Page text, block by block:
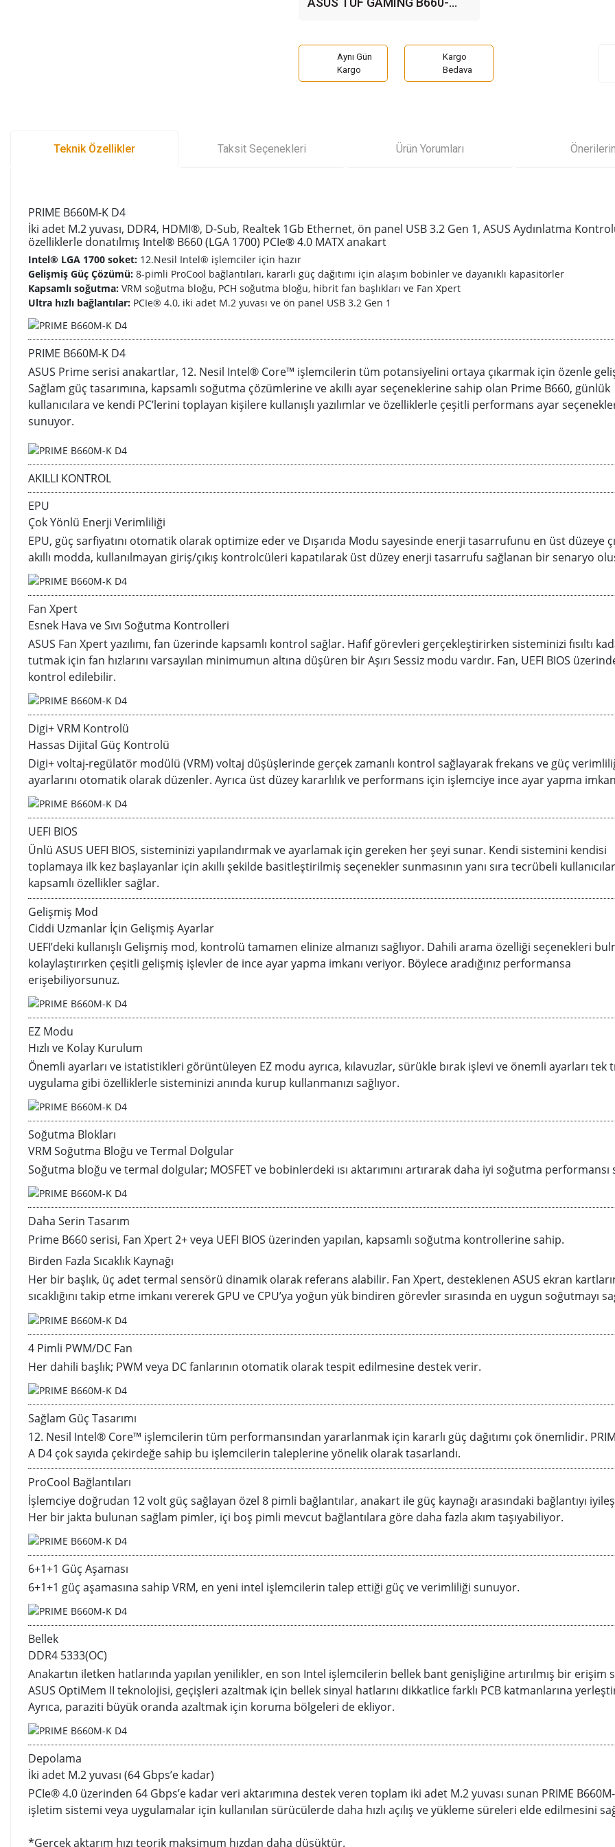
mATX Anakart
DP ATX Anakart
Aynı Gün
Kargo
Kargo
Bedava
Teknik Özellikler Taksit Seçenekleri Ürün Yorumları
PRIME B660M-K D4
İki adet M.2 yuvası, DDR4, HDMI®, D-Sub, Realtek 1Gb Ethernet, ön panel USB 3.2 Gen 1, ASUS Aydınlatma
özelliklerle donatılmış Intel® B660 (LGA 1700) PCIe® 4.0 MATX anakart
Intel® LGA 1700 soket: 12.Nesil Intel® işlemciler için hazır
Gelişmiş Güç Çözümü: 8-pimli ProCool bağlantıları, kararlı güç dağıtımı için alaşım bobinler ve dayanıklı kapasitörler
Kapsamlı soğutma: VRM soğutma bloğu, PCH soğutma bloğu, hibrit fan başlıkları ve Fan Xpert
Ultra hızlı bağlantılar: PCIe® 4.0, iki adet M.2 yuvası ve ön panel USB 3.2 Gen 1
PRIME B660M-K D4
ASUS Prime serisi anakartlar, 12. Nesil Intel® Core™ işlemcilerin tüm potansiyelini ortaya çıkarmak için özenle
Sağlam güç tasarımına, kapsamlı soğutma çözümlerine ve akıllı ayar seçeneklerine sahip olan Prime B660, günlük
kullanıcılara ve kendi PC’lerini toplayan kişilere kullanışlı yazılımlar ve özelliklerle çeşitli performans ayar
sunuyor.
AKILLI KONTROL
EPU
Çok Yönlü Enerji Verimliliği
EPU, güç sarfiyatını otomatik olarak optimize eder ve Dışarıda Modu sayesinde enerji tasarrufunu en üst düzeye
akıllı modda, kullanılmayan giriş/çıkış kontrolcüleri kapatılarak üst düzey enerji tasarrufu sağlanan bir senaryo
Fan Xpert
Esnek Hava ve Sıvı Soğutma Kontrolleri
ASUS Fan Xpert yazılımı, fan üzerinde kapsamlı kontrol sağlar. Hafif görevleri gerçekleştirirken sisteminizi fısıltı
tutmak için fan hızlarını varsayılan minimumun altına düşüren bir Aşırı Sessiz modu vardır. Fan, UEFI BIOS
kontrol edilebilir.
Digi+ VRM Kontrolü
Hassas Dijital Güç Kontrolü
Digi+ voltaj-regülatör modülü (VRM) voltaj düşüşlerinde gerçek zamanlı kontrol sağlayarak frekans ve güç
ayarlarını otomatik olarak düzenler. Ayrıca üst düzey kararlılık ve performans için işlemciye ince ayar yapma
UEFI BIOS
Ünlü ASUS UEFI BIOS, sisteminizi yapılandırmak ve ayarlamak için gereken her şeyi sunar. Kendi sistemini kendisi
toplamaya ilk kez başlayanlar için akıllı şekilde basitleştirilmiş seçenekler sunmasının yanı sıra tecrübeli
kapsamlı özellikler sağlar.
Gelişmiş Mod
Ciddi Uzmanlar İçin Gelişmiş Ayarlar
UEFI’deki kullanışlı Gelişmiş mod, kontrolü tamamen elinize almanızı sağlıyor. Dahili arama özelliği seçenekleri
kolaylaştırırken çeşitli gelişmiş işlevler de ince ayar yapma imkanı veriyor. Böylece aradığınız performansa
erişebiliyorsunuz.
EZ Modu
Hızlı ve Kolay Kurulum
Önemli ayarları ve istatistikleri görüntüleyen EZ modu ayrıca, kılavuzlar, sürükle bırak işlevi ve önemli ayarları tek
uygulama gibi özelliklerle sisteminizi anında kurup kullanmanızı sağlıyor.
Soğutma Blokları
VRM Soğutma Bloğu ve Termal Dolgular
Soğutma bloğu ve termal dolgular; MOSFET ve bobinlerdeki ısı aktarımını artırarak daha iyi soğutma performansı
Daha Serin Tasarım
Prime B660 serisi, Fan Xpert 2+ veya UEFI BIOS üzerinden yapılan, kapsamlı soğutma kontrollerine sahip.
Birden Fazla Sıcaklık Kaynağı
Her bir başlık, üç adet termal sensörü dinamik olarak referans alabilir. Fan Xpert, desteklenen ASUS ekran
sıcaklığını takip etme imkanı vererek GPU ve CPU’ya yoğun yük bindiren görevler sırasında en uygun soğutmayı
4 Pimli PWM/DC Fan
Her dahili başlık; PWM veya DC fanlarının otomatik olarak tespit edilmesine destek verir.
Sağlam Güç Tasarımı
12. Nesil Intel® Core™ işlemcilerin tüm performansından yararlanmak için kararlı güç dağıtımı çok önemlidir.
A D4 çok sayıda çekirdeğe sahip bu işlemcilerin taleplerine yönelik olarak tasarlandı.
ProCool Bağlantıları
İşlemciye doğrudan 12 volt güç sağlayan özel 8 pimli bağlantılar, anakart ile güç kaynağı arasındaki bağlantıyı
Her bir jakta bulunan sağlam pimler, içi boş pimli mevcut bağlantılara göre daha fazla akım taşıyabiliyor.
6+1+1 Güç Aşaması
6+1+1 güç aşamasına sahip VRM, en yeni intel işlemcilerin talep ettiği güç ve verimliliği sunuyor.
Bellek
DDR4 5333(OC)
Anakartın iletken hatlarında yapılan yenilikler, en son Intel işlemcilerin bellek bant genişliğine artırılmış bir erişim
ASUS OptiMem II teknolojisi, geçişleri azaltmak için bellek sinyal hatlarını dikkatlice farklı PCB katmanlarına
Ayrıca, paraziti büyük oranda azaltmak için koruma bölgeleri de ekliyor.
Depolama
İki adet M.2 yuvası (64 Gbps’e kadar)
PCIe® 4.0 üzerinden 64 Gbps’e kadar veri aktarımına destek veren toplam iki adet M.2 yuvası sunan PRIME
işletim sistemi veya uygulamalar için kullanılan sürücülerde daha hızlı açılış ve yükleme süreleri elde edilmesini
*Gerçek aktarım hızı teorik maksimum hızdan daha düşüktür.